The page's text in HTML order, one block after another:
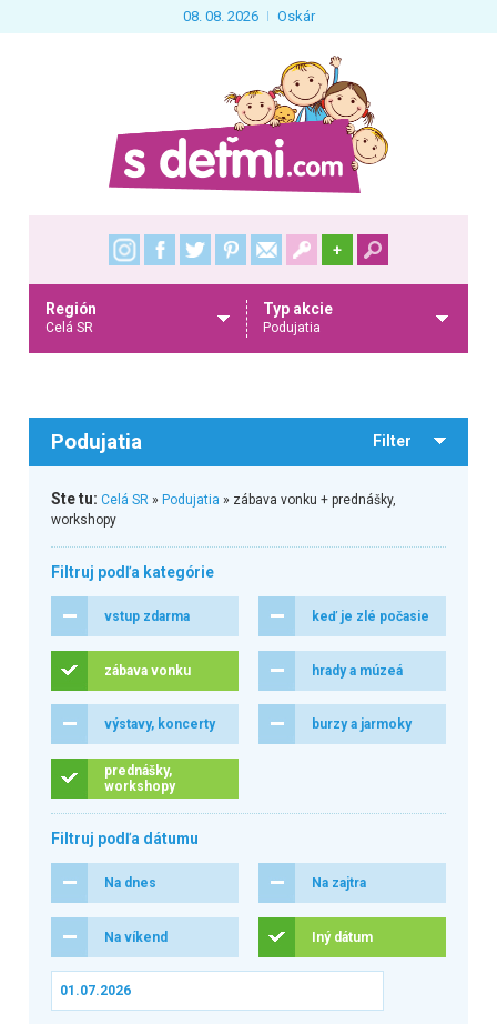
08. 08. 2026 Oskár
+
Región
Celá SR
Typ akcie
Podujatia
Podujatia Filter
Ste tu: Celá SR» Podujatia » zábava vonku + prednášky,
workshopy
Filtruj podľa kategórie
vstup zdarma keď je zlé počasie
zábava vonku hrady a múzeá
výstavy, koncerty burzy a jarmoky
prednášky,
workshopy
Filtruj podľa dátumu
Na dnes Na zajtra
Na víkend Iný dátum